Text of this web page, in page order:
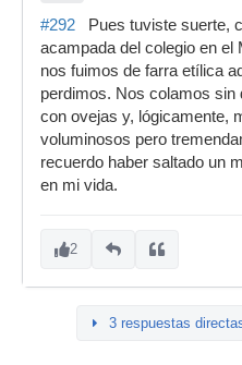
#292 Pues tuviste suerte,
acampada del colegio en el
nos fuimos de farra etílica
perdimos. Nos colamos sin
con ovejas y, lógicamente,
voluminosos pero
recuerdo haber saltado un
en mi vida.
2
3 respuestas